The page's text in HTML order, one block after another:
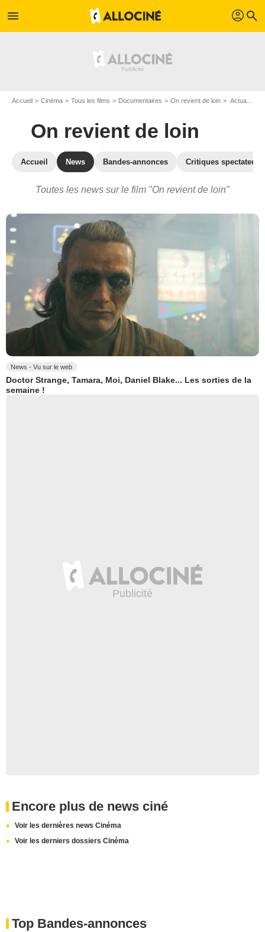
menu profil search
Accueil Cinéma Tous les films Documentaires On revient de loin Actualités On revient de loin
On revient de loin
Accueil News Bandes-annonces Critiques spectateurs
Toutes les news sur le film "On revient de loin"
News - Vu sur le web
Doctor Strange, Tamara, Moi, Daniel Blake... Les sorties de la
semaine !
Encore plus de news ciné
Voir les dernières news Cinéma
Voir les derniers dossiers Cinéma
Top Bandes-annonces